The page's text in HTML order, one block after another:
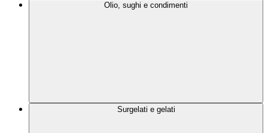
Olio, sughi e condimenti
Surgelati e gelati